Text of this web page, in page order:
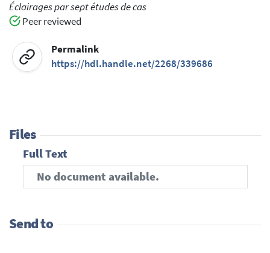
Éclairages par sept études de cas
Peer reviewed
Permalink
https://hdl.handle.net/2268/339686
Files
Full Text
No document available.
Send to